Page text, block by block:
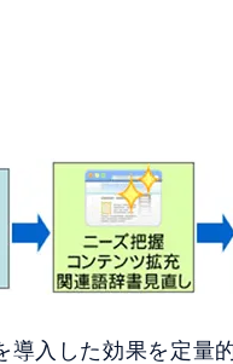
入した効果を定量